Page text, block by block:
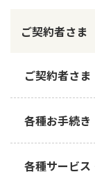
ご契約者さま
ご契約者さま
ご契約内容
各種お手続き
お手続き
各種サービス